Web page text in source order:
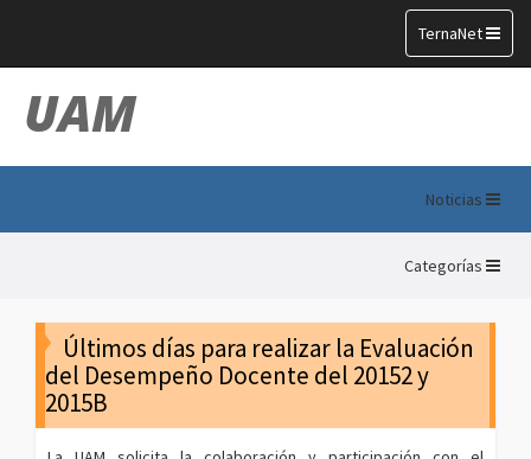
Toggle
navigation
TernaNet
UAM
Noticias
Categorías
Últimos días para realizar la Evaluación
del Desempeño Docente del 20152 y
2015B